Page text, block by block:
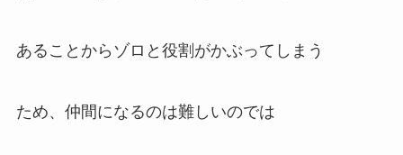
あることからゾロと役割がかぶってしまう
ため、仲間になるのは難しいのでは